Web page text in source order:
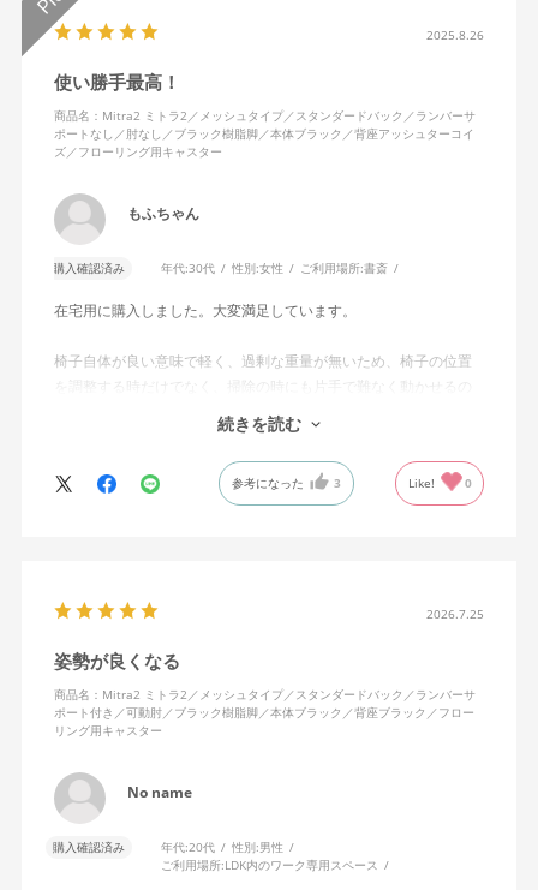
2025.8.26
使い勝手最高！
商品名：Mitra2 ミトラ2／メッシュタイプ／スタンダードバック／ランバーサ
ポートなし／肘なし／ブラック樹脂脚／本体ブラック／背座アッシュターコイ
ズ／フローリング用キャスター
もふちゃん
購入確認済み 年代:30代 性別:女性 ご利用場所:書斎
在宅用に購入しました。大変満足しています。
椅子自体が良い意味で軽く、過剰な重量が無いため、椅子の位置
を調整する時だけでなく、掃除の時にも片手で難なく動かせるの
で、ストレスを感じません。
背中はメッシュ素材でハリがあり、沈み込みすぎないところが気
に入っています。色も画像通りのアッシュブルーで、部屋の差し
色になっています。
キャスターはフローリング用を選びました。とにかく動きが滑ら
思います。良い商品に巡り会えてとても嬉しいです。
続きを読む
参考になった 3 Like! 0
2026.7.25
姿勢が良くなる
商品名：Mitra2 ミトラ2／メッシュタイプ／スタンダードバック／ランバーサ
ポート付き／可動肘／ブラック樹脂脚／本体ブラック／背座ブラック／フロー
リング用キャスター
No name
購入確認済み 年代:20代 性別:男性
ご利用場所:LDK内のワーク専用スペース